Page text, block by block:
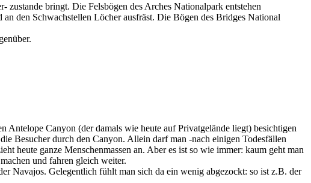
bringt. Die Felsbögen des Arches Nationalpark entstehen
den Schwachstellen Löcher ausfräst. Die Bögen des Bridges National
Canyon (der damals wie heute auf Privatgelände liegt) besichtigen
Besucher durch den Canyon. Allein darf man -nach einigen Todesfällen
heute ganze Menschenmassen an. Aber es ist so wie immer: kaum geht man
und fahren gleich weiter.
Navajos. Gelegentlich fühlt man sich da ein wenig abgezockt: so ist z.B. der